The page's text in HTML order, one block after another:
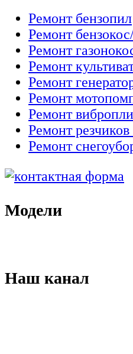
Ремонт бензопил
Ремонт
Ремонт
Ремонт
Ремонт
Ремонт
Ремонт
Ремонт
Ремонт
Модели
Наш канал